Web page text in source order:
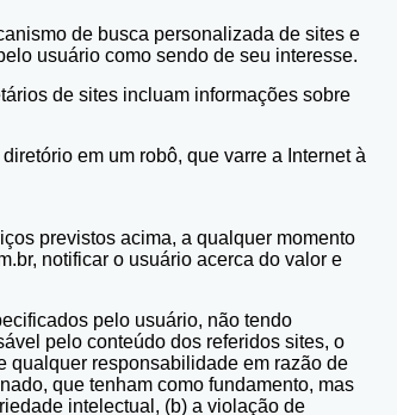
de busca personalizada de sites e
usuário como sendo de seu interesse.
de sites incluam informações sobre
em um robô, que varre a Internet à
previstos acima, a qualquer momento
notificar o usuário acerca do valor e
pelo usuário, não tendo
pelo conteúdo dos referidos sites, o
qualquer responsabilidade em razão de
que tenham como fundamento, mas
intelectual, (b) a violação de